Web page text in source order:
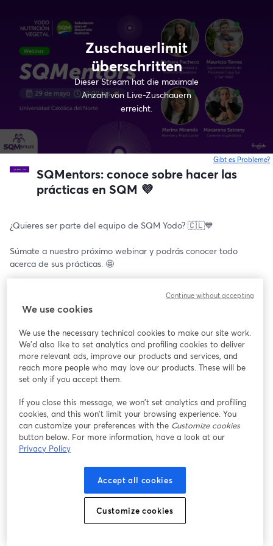
Zuschauerlimit
überschritten
Dieser Stream hat die maximale
Anzahl von Live-Zuschauern
erreicht.
Gibt es Probleme?
SQMentors: conoce sobre hacer las
prácticas en SQM 💜
¿Quieres ser parte del equipo de SQM Yodo? 🇨🇱💙
Súmate a nuestro próximo webinar y podrás conocer todo
acerca de sus prácticas. 🤩
Salosny nos acompañarán en esta jornada para hablar sobre la
experiencia de hacer las prácticas en SQM Yodo y resolverán
todas las dudas que tengan al respecto.
¡Los esperamos! ✨
🗓️ Jueves 29 de mayo
We use cookies
We use the necessary technical cookies to make our site work.
We'd also like to set analytics and profiling cookies to deliver
more relevant ads, improve our products and services, and
reach more people who may love our products. These will be
set only if you accept them.
If you close this message, we won’t set analytics and profiling
cookies, and this won’t limit your browsing experience. You
can customize your preferences with the Customize cookies
button below. For more information, have a look at our
Privacy Policy
Accept all cookies
Customize cookies
Continue without accepting